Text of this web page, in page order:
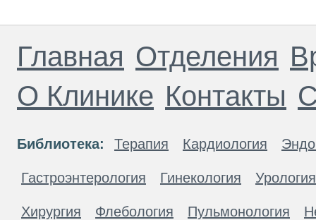
Главная Отделения
О Клинике Контакты
Библиотека: Терапия Кардиология
Гастроэнтерология Гинекология Урология
Хирургия Флебология Пульмонология